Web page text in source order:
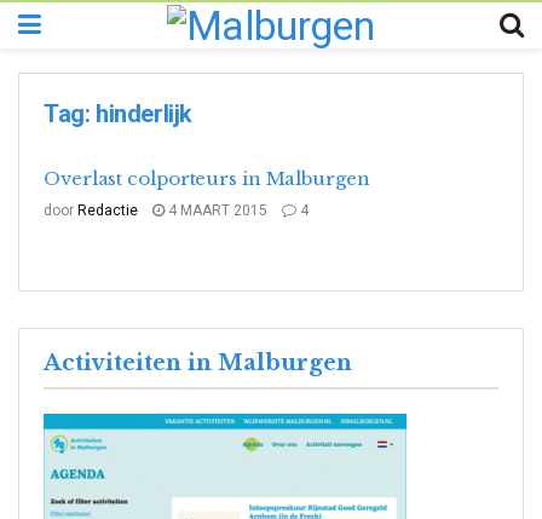
Tag: hinderlijk
Overlast colporteurs in Malburgen
door Redactie 4 MAART 2015 4
Activiteiten in Malburgen